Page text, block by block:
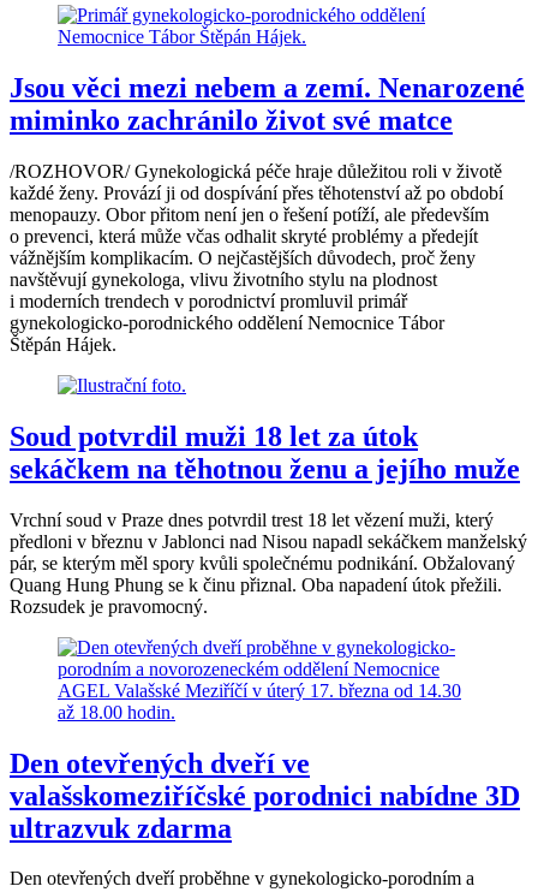
Jsou věci mezi nebem a zemí. Nenarozené
miminko zachránilo život své matce
/ROZHOVOR/ Gynekologická péče hraje důležitou roli v životě
každé ženy. Provází ji od dospívání přes těhotenství až po období
menopauzy. Obor přitom není jen o řešení potíží, ale především
o prevenci, která může včas odhalit skryté problémy a předejít
vážnějším komplikacím. O nejčastějších důvodech, proč ženy
navštěvují gynekologa, vlivu životního stylu na plodnost
i moderních trendech v porodnictví promluvil primář
gynekologicko-porodnického oddělení Nemocnice Tábor
Štěpán Hájek.
Soud potvrdil muži 18 let za útok
sekáčkem na těhotnou ženu a jejího muže
Vrchní soud v Praze dnes potvrdil trest 18 let vězení muži, který
předloni v březnu v Jablonci nad Nisou napadl sekáčkem manželský
pár, se kterým měl spory kvůli společnému podnikání. Obžalovaný
Quang Hung Phung se k činu přiznal. Oba napadení útok přežili.
Rozsudek je pravomocný.
Den otevřených dveří ve
valašskomeziříčské porodnici nabídne 3D
ultrazvuk zdarma
Den otevřených dveří proběhne v gynekologicko-porodním a